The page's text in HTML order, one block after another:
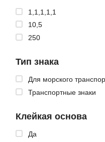
1,1,1,1,1
10,5
250
Тип знака
Для морского
Транспортные знаки
Клейкая основа
Да